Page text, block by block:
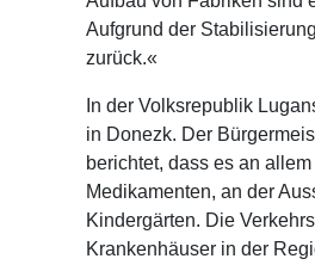
Aufgrund der
zurück.«
In der Volksrepublik
in Donezk. Der
berichtet, dass es an
Medikamenten, an der
Kindergärten. Die
Krankenhäuser in der